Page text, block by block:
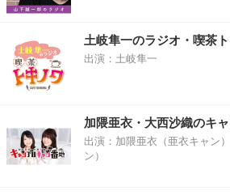
土岐隼一のラジオ・喫茶
出演：土岐隼一
加隈亜衣・大西沙織のキ
出演：加隈亜衣（亜衣キャン
ン）